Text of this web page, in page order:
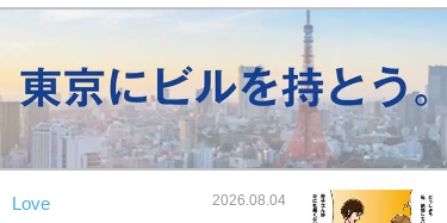
Love 2026.08.04